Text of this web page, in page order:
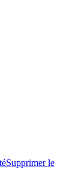
Supprimer le